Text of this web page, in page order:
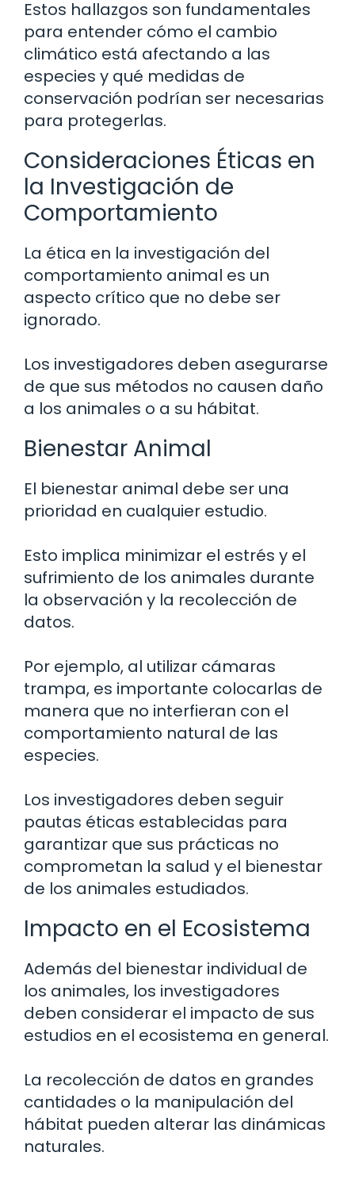
Estos hallazgos son fundamentales
para entender cómo el cambio
climático está afectando a las
especies y qué medidas de
conservación podrían ser necesarias
para protegerlas.
Consideraciones Éticas en
la Investigación de
Comportamiento
La ética en la investigación del
comportamiento animal es un
aspecto crítico que no debe ser
ignorado.
Los investigadores deben asegurarse
de que sus métodos no causen daño
a los animales o a su hábitat.
Bienestar Animal
El bienestar animal debe ser una
prioridad en cualquier estudio.
Esto implica minimizar el estrés y el
sufrimiento de los animales durante
la observación y la recolección de
datos.
Por ejemplo, al utilizar cámaras
trampa, es importante colocarlas de
manera que no interfieran con el
comportamiento natural de las
especies.
Los investigadores deben seguir
pautas éticas establecidas para
garantizar que sus prácticas no
comprometan la salud y el bienestar
de los animales estudiados.
Impacto en el Ecosistema
Además del bienestar individual de
los animales, los investigadores
deben considerar el impacto de sus
estudios en el ecosistema en general.
La recolección de datos en grandes
cantidades o la manipulación del
hábitat pueden alterar las dinámicas
naturales.